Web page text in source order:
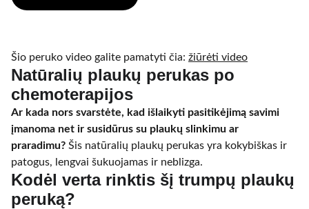
Šio peruko video galite pamatyti čia: žiūrėti video
Natūralių plaukų perukas po
chemoterapijos
Ar kada nors svarstėte, kad išlaikyti pasitikėjimą savimi
įmanoma net ir susidūrus su plaukų slinkimu ar
praradimu? Šis natūralių plaukų perukas yra kokybiškas ir
patogus, lengvai šukuojamas ir neblizga.
Kodėl verta rinktis šį trumpų plaukų
peruką?